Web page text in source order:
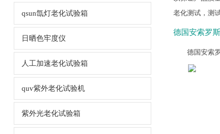
qsun氙灯老化试验箱
日晒色牢度仪
人工加速老化试验箱
quv紫外老化试验机
紫外光老化试验箱
老化测试，测
德国安索罗
德国安索